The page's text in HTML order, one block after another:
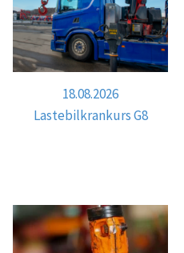
18.08.2026
Lastebilkrankurs G8